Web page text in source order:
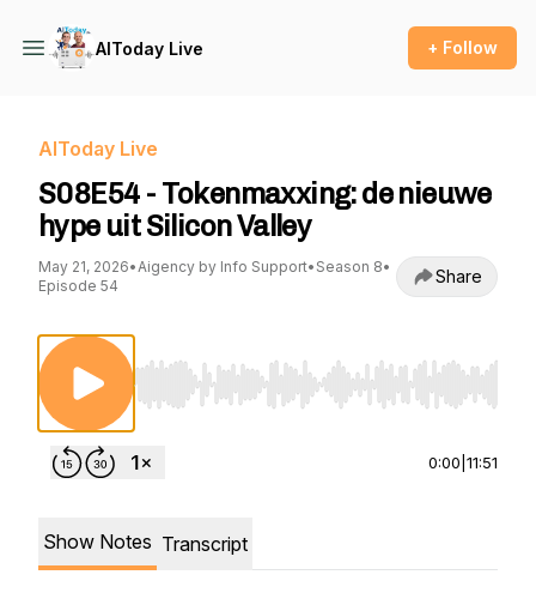
AIToday Live + Follow
AIToday Live
S08E54 - Tokenmaxxing: de nieuwe
hype uit Silicon Valley
May 21, 2026•Aigency by Info Support• Season 8•
Episode 54
Share
Use Left/Right to seek, Home/End to jump to
0:00 11:51
Show Notes Transcript